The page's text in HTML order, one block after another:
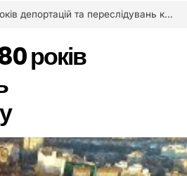
та переслідувань кримськотатарського народу
років